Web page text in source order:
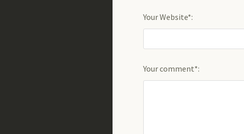
Your Website*:
Your comment*: